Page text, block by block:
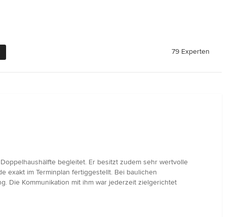
79 Experten
begleitet. Er besitzt zudem sehr wertvolle
exakt im Terminplan fertiggestellt. Bei baulichen
Die Kommunikation mit ihm war jederzeit zielgerichtet